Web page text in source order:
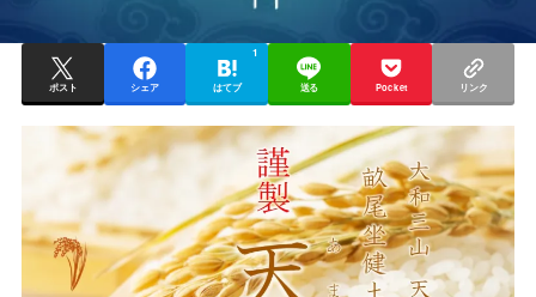
ポスト シェア はてブ
1
送る Pocket リンク